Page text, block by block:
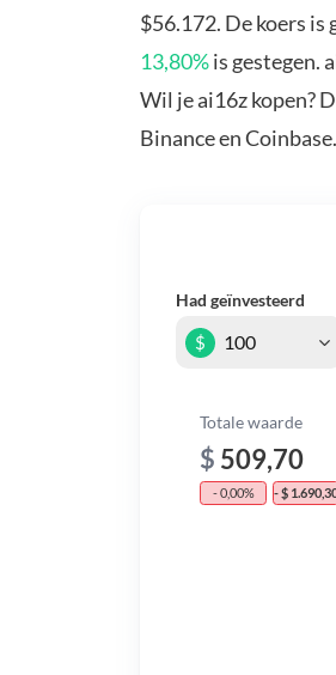
$56.172. De koers is
13,80%is gestegen.
Wil je ai16z kopen?
Binance en
Had geïnvesteerd
$
Totale waarde
$ 509,70
- 0,00% - $